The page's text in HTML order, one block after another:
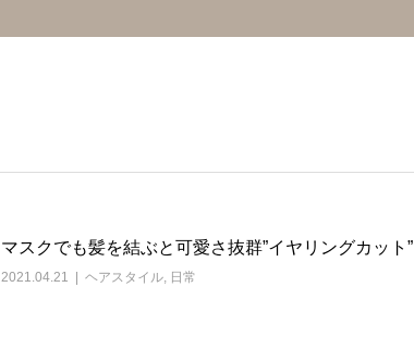
マスクでも髪を結ぶと可愛さ抜群”イヤリングカット”
2021.04.21 ヘアスタイル, 日常